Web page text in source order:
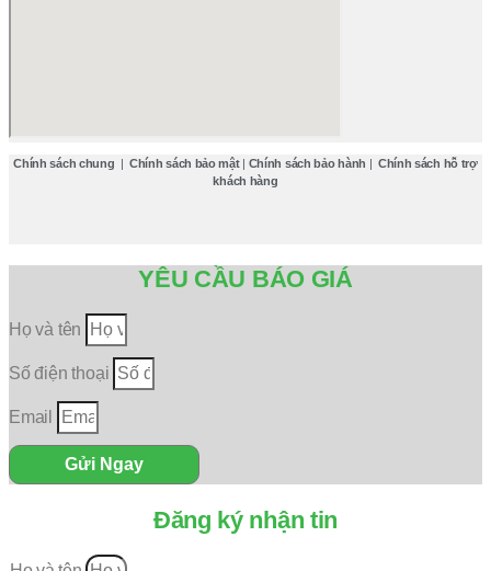
Chính sách chung | Chính sách bảo mật| Chính sách bảo hành | Chính sách hỗ trợ
khách hàng
YÊU CẦU BÁO GIÁ
Họ và tên
Số điện thoại
Email
Gửi Ngay
Đăng ký nhận tin